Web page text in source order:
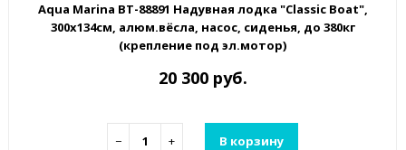
Aqua Marina BT-88891 Надувная лодка "Classic Boat",
300х134см, алюм.вёсла, насос, сиденья, до 380кг
(крепление под эл.мотор)
20 300 руб.
− + В корзину